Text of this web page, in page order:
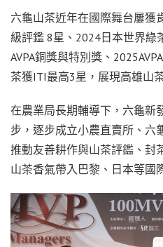
六龜山茶近年在國際舞台屢獲
級評鑑 8星、2024日本世界綠
AVPA銅獎與特別獎、
茶獲ITI最高3星，展現高雄山
在農業局長期輔導下，六龜新
步，逐步成立小農直賣所、六
推動友善耕作與山茶評鑑、封
山茶香氣帶入巴黎、日本等國